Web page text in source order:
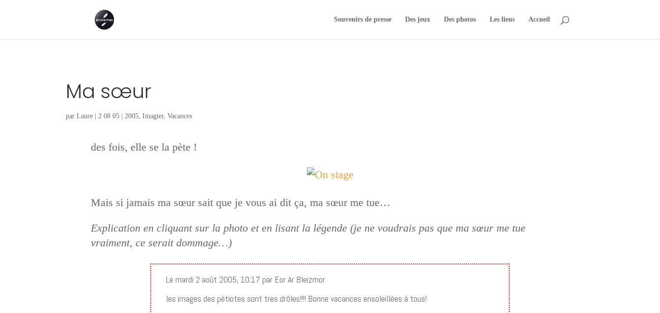
Souvenirs de presse Des jeux Des photos Les liens Accueil
Ma sœur
parLaure | 2 08 05 | 2005 ,Imagier,Vacances
des fois, elle se la pète !
Mais si jamais ma sœur sait que je vous ai dit ça, ma sœur me tue…
Explication en cliquant sur la photo et en lisant la légende (je ne voudrais pas que ma sœur me tue
vraiment, ce serait dommage…)
Le mardi 2 août 2005, 10:17 par Eor Ar Bleizmor
les images des pétiotes sont tres drôles!!!! Bonne vacances ensoleillées à tous!